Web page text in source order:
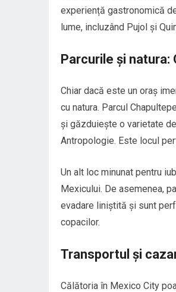
experiență gastronomică
lume, incluzând Pujol și
Parcurile și natura:
Chiar dacă este un oraș
cu natura. Parcul
și găzduiește o varietate
Antropologie. Este locul
Un alt loc minunat pentru
Mexicului. De asemenea,
evadare liniștită și sunt
copacilor.
Transportul și
Călătoria în Mexico City